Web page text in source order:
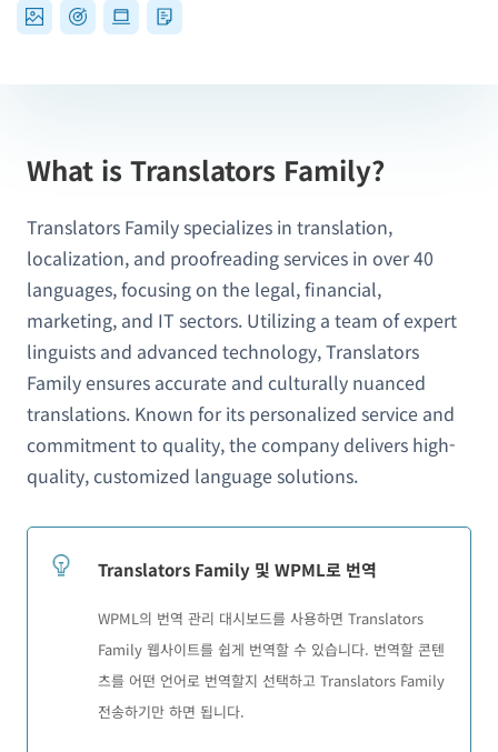
What is Translators Family?
Translators Family specializes in translation,
localization, and proofreading services in over 40
languages, focusing on the legal, financial,
marketing, and IT sectors. Utilizing a team of expert
linguists and advanced technology, Translators
Family ensures accurate and culturally nuanced
translations. Known for its personalized service and
commitment to quality, the company delivers high-
quality, customized language solutions.
Translators Family 및 WPML로 번역
WPML의 번역 관리 대시보드를 사용하면 Translators
Family 웹사이트를 쉽게 번역할 수 있습니다. 번역할 콘텐
츠를 어떤 언어로 번역할지 선택하고 Translators Family
전송하기만 하면 됩니다.